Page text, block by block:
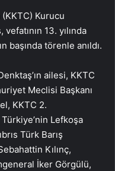
Kurucu
13. yılında
başında törenle anıldı.
ailesi, KKTC
Meclisi Başkanı
KKTC 2.
Lefkoşa
Türk Barış
Kılınç,
İker Görgülü,